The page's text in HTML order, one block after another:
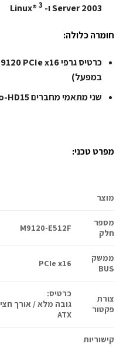
Server 2003 ו- Linux®
3
חומרה כלולה:
במפעל)
שני מתאמי מחברים DVI-I-to-HD15
מפרט טכני:
מוצר
מספר
חלק
M9120-E512F
ממשק
BUS
PCIe x16
צורת
פקטור
כרטיס:
גובה מלא / אורך חצי
ATX
קישוריות